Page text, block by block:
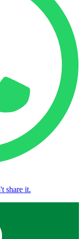
share it.